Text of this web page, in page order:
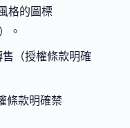
格的圖標
。
（授權條款明確
條款明確禁